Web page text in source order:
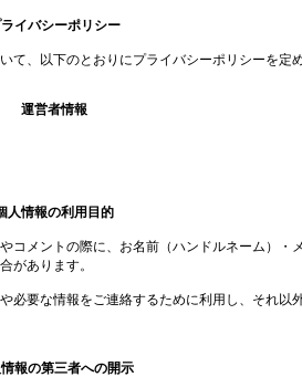
イバシーポリシー
て、以下のとおりにプライバシーポリシーを定め
運営者情報
人情報の利用目的
コメントの際に、お名前（ハンドルネーム）・
があります。
必要な情報をご連絡するために利用し、それ以
報の第三者への開示